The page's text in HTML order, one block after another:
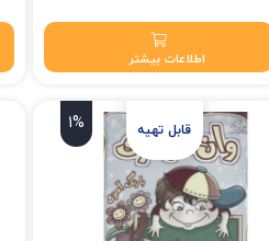
اطلاعات بیشتر
1%